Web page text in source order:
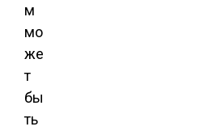
м
мо
же
т
бы
ть